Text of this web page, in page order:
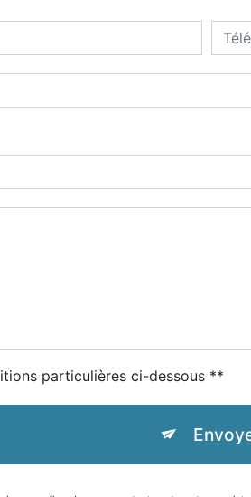
particulières ci-dessous **